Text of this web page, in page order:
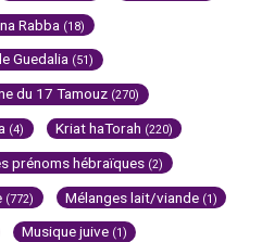
Rabba (18)
Guedalia (51)
du 17 Tamouz (270)
(4) Kriat haTorah (220)
prénoms hébraïques (2)
(772) Mélanges lait/viande (1)
Musique juive (1)